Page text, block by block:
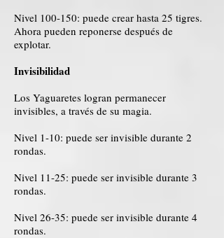
Nivel 100-150: puede crear hasta 25 tigres.
Ahora pueden reponerse después de
explotar.
Invisibilidad
Los Yaguaretes logran permanecer
invisibles, a través de su magia.
Nivel 1-10: puede ser invisible durante 2
rondas.
Nivel 11-25: puede ser invisible durante 3
rondas.
Nivel 26-35: puede ser invisible durante 4
rondas.